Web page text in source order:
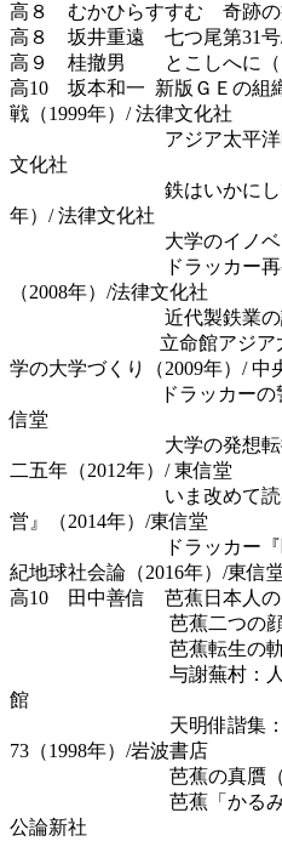
高８ むかひらすすむ 奇跡の
高８ 坂井重遠 七つ尾第31号/
高９ 桂撤男 とこしへに（
高10 坂本和一 新版ＧＥの組
戦（1999年）/ 法律文化社
アジア太平洋時代の
文化社
鉄はいかにしてつく
年）/ 法律文化社
大学のイノベーショ
ドラッカー再発見：
（2008年）/法律文化社
近代製鉄業の誕生（
立命館アジア太平洋
学の大学づくり（2009年）/ 中
ドラッカーの警鐘を
信堂
大学の発想転換：体
二五年（2012年）/ 東信堂
いま改めて読む、ド
営』（2014年）/東信堂
ドラッカー『断絶の
紀地球社会論（2016年）/東信
高10 田中善信 芭蕉日本人の
芭蕉二つの顔（
芭蕉転生の軌跡（
与謝蕪村：人物叢書
館
天明俳諧集：新日
73（1998年）/岩波書店
芭蕉の真贋（2002
芭蕉「かるみ」の境
公論新社